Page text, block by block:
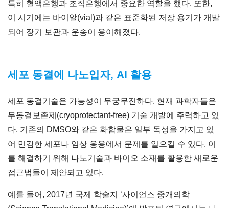
특히 혈액은행과 조직은행에서 중요한 역할을 했다. 또한,
이 시기에는 바이알(vial)과 같은 표준화된 저장 용기가 개발
되어 장기 보관과 운송이 용이해졌다.
세포 동결에 나노입자, AI 활용
세포 동결기술은 가능성이 무궁무진하다. 현재 과학자들은
무동결보존제(cryoprotectant-free) 기술 개발에 주력하고 있
다. 기존의 DMSO와 같은 화합물은 일부 독성을 가지고 있
어 민감한 세포나 임상 응용에서 문제를 일으킬 수 있다. 이
를 해결하기 위해 나노기술과 바이오 소재를 활용한 새로운
접근법들이 제안되고 있다.
예를 들어, 2017년 국제 학술지 ‘사이언스 중개의학